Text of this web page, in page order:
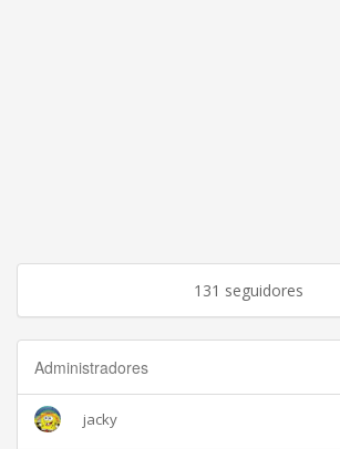
131 seguidores
Administradores
jacky